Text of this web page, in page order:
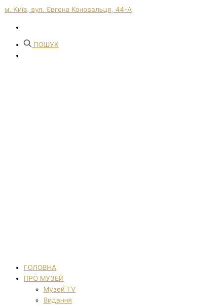
м. Київ, вул. Євгена Коновальця, 44-А
ПОШУК
ГОЛОВНА
ПРО МУЗЕЙ
Музей TV
Видання